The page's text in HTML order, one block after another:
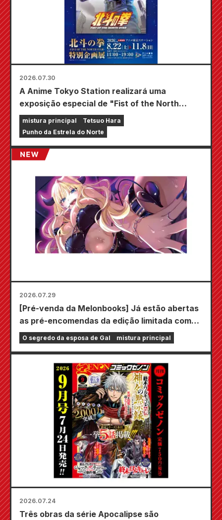
2026.07.30
A Anime Tokyo Station realizará uma
exposição especial de "Fist of the North
Star"!!
mistura principal
Tetsuo Hara
Punho da Estrela do Norte
2026.07.29
[Pré-venda da Melonbooks] Já estão abertas
as pré-encomendas da edição limitada com
um tapete de jogo especial com uma
ilustração deslumbrante de Fuyuki Tojo
Secret of the Gal Bride" será lançado em 20
de outubro!
O segredo da esposa de Gal mistura principal
2026.07.24
Três obras da série Apocalipse são